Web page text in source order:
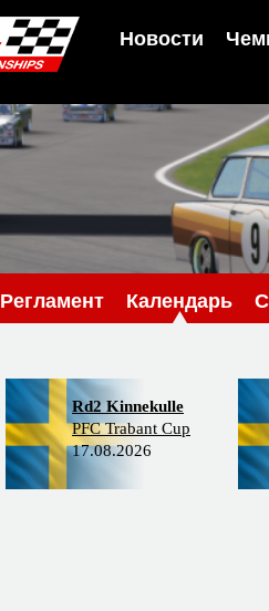
Новости
Регламент Календарь
Rd2 Kinnekulle
PFC Trabant Cup
17.08.2026